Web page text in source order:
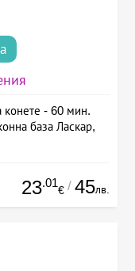
конете - 60 мин.
база Ласкар,
23.01
€ / 45лв.